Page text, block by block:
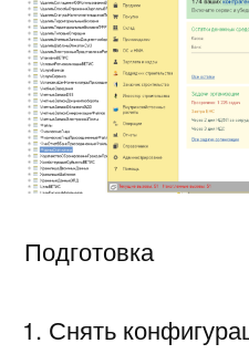
Подготовка
Снять